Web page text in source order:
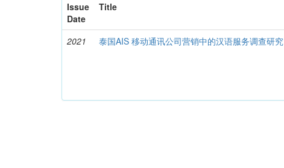
Issue
Date
Title
2021 泰国AIS 移动通讯公司营销中的汉语服务调查研究